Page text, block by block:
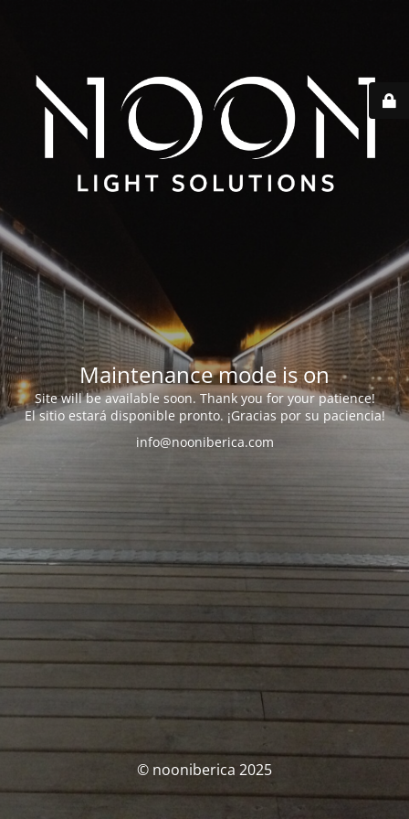
Maintenance mode is on
Site will be available soon. Thank you for your patience!
El sitio estará disponible pronto. ¡Gracias por su paciencia!
info@nooniberica.com
© nooniberica 2025